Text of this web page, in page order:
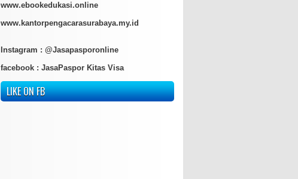
www.ebookedukasi.online
www.kantorpengacarasurabaya.my.id
Instagram : @Jasapasporonline
facebook : JasaPaspor Kitas Visa
LIKE ON FB